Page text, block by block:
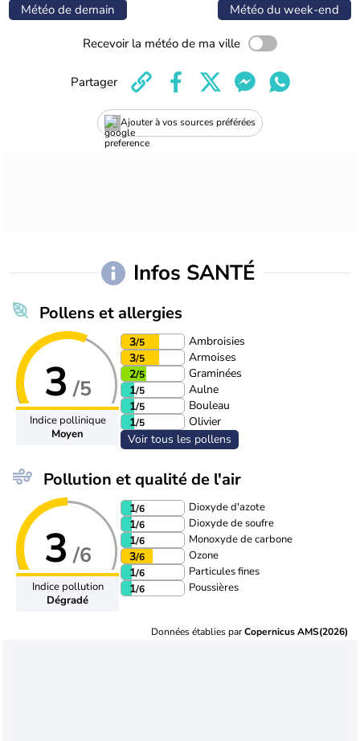
Météo de demain Météo du week-end
Recevoir la météo de ma ville
Ajouter à vos sources préférées
Partager
Infos SANTÉ
Pollens et allergies
3 /5
Indice pollinique
Moyen
3/5
Ambroisies
3/5
Armoises
2/5
Graminées
1/5
Aulne
1/5
Bouleau
1/5
Olivier
Voir tous les pollens
Pollution et qualité de l'air
3 /6
Indice pollution
Dégradé
1/6 Dioxyde d'azote
1/6 Dioxyde de soufre
1/6 Monoxyde de carbone
3/6 Ozone
1/6 Particules fines
1/6 Poussières
Données établies parCopernicus AMS(2026)